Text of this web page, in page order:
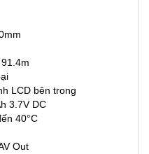
LCD bên trong
3.7V DC
40°C
Out